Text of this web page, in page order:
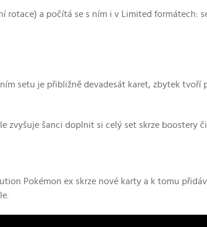
rotace) a počítá se s ním i v Limited formátech:
setu je přibližně devadesát karet, zbytek tvoří
zvyšuje šanci doplnit si celý set skrze boostery
Pokémon ex skrze nové karty a k tomu